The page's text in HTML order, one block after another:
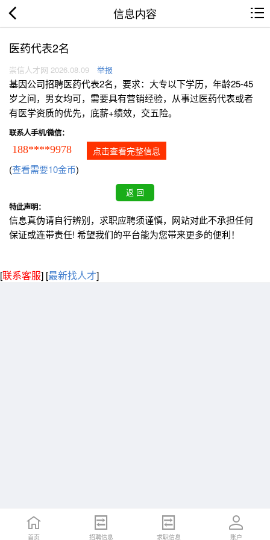
信息内容
医药代表2名
崇信人才网 2026.08.09 举报
基因公司招聘医药代表2名，要求：大专以下学历，年龄25-45
岁之间，男女均可，需要具有营销经验，从事过医药代表或者
有医学资质的优先，底薪+绩效，交五险。
联系人手机/微信：
188****9978 点击查看完整信息
(查看需要10金币)
特此声明：
信息真伪请自行辨别，求职应聘须谨慎，网站对此不承担任何
保证或连带责任! 希望我们的平台能为您带来更多的便利！
[联系客服] [最新找人才]
首页 招聘信息 求职信息 账户